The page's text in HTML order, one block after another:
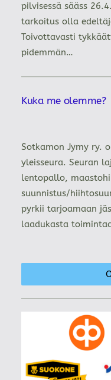
pilvisessä sääss
tarkoitus olla
Toivottavasti
pidemmän…
Kuka me olemme?
Sotkamon Jymy ry.
yleisseura. Seuran
lentopallo,
suunnistus/
pyrkii tarjoamaan
laadukasta